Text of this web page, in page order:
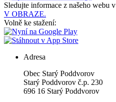
Sledujte informace z našeho webu v
V OBRAZE.
Volně ke stažení:
Adresa
Obec Starý Poddvorov
Starý Poddvorov č.p. 230
696 16 Starý Poddvorov